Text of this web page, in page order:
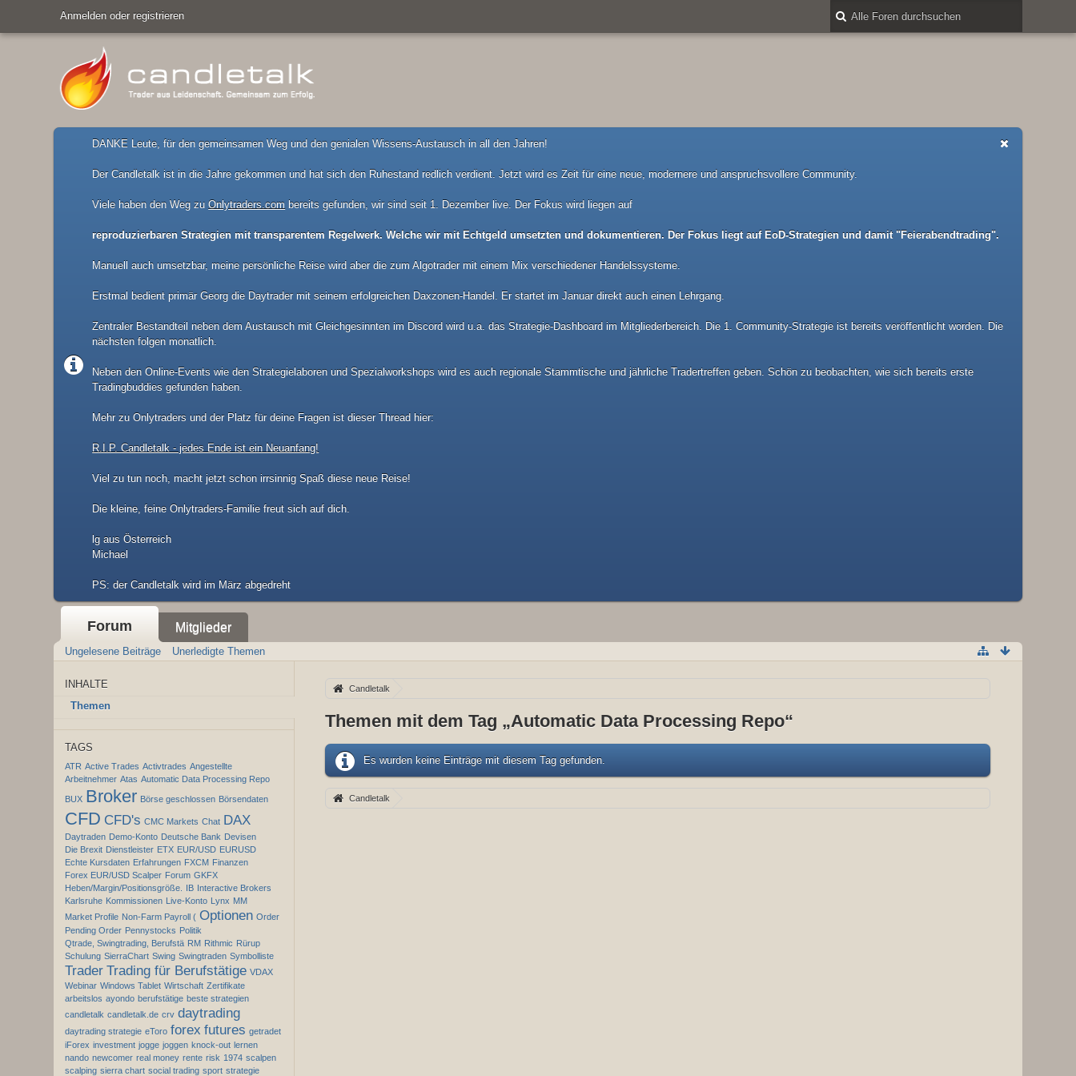
Anmelden oder registrieren
DANKE Leute, für den gemeinsamen Weg und den genialen Wissens-Austausch in all den Jahren!
Der Candletalk ist in die Jahre gekommen und hat sich den Ruhestand redlich verdient. Jetzt wird es Zeit für eine neue, modernere und anspruchsvollere Community.
Viele haben den Weg zuOnlytraders.com bereits gefunden, wir sind seit 1. Dezember live. Der Fokus wird liegen auf
reproduzierbaren Strategien mit transparentem Regelwerk. Welche wir mit Echtgeld umsetzten und dokumentieren. Der Fokus liegt auf EoD-Strategien und damit "Feierabendtrading".
Manuell auch umsetzbar, meine persönliche Reise wird aber die zum Algotrader mit einem Mix verschiedener Handelssysteme.
Erstmal bedient primär Georg die Daytrader mit seinem erfolgreichen Daxzonen-Handel. Er startet im Januar direkt auch einen Lehrgang.
Zentraler Bestandteil neben dem Austausch mit Gleichgesinnten im Discord wird u.a. das Strategie-Dashboard im Mitgliederbereich. Die 1. Community-Strategie ist bereits veröffentlicht worden. Die
nächsten folgen monatlich.
Neben den Online-Events wie den Strategielaboren und Spezialworkshops wird es auch regionale Stammtische und jährliche Tradertreffen geben. Schön zu beobachten, wie sich bereits erste
Tradingbuddies gefunden haben.
Mehr zu Onlytraders und der Platz für deine Fragen ist dieser Thread hier:
R.I.P. Candletalk - jedes Ende ist ein Neuanfang!
Viel zu tun noch, macht jetzt schon irrsinnig Spaß diese neue Reise!
Die kleine, feine Onlytraders-Familie freut sich auf dich.
lg aus Österreich
Michael
​PS: der Candletalk wird im März abgedreht
Forum Mitglieder
Ungelesene Beiträge Unerledigte Themen
INHALTE
Themen
TAGS
ATR Active Trades Activtrades Angestellte
Arbeitnehmer Atas Automatic Data Processing Repo
BUX Broker Börse geschlossen Börsendaten
CFD CFD's CMC Markets Chat DAX
Daytraden Demo-Konto Deutsche Bank Devisen
Die Brexit Dienstleister ETX EUR/USD EURUSD
Echte Kursdaten Erfahrungen FXCM Finanzen
Forex EUR/USD Scalper Forum GKFX
Heben/Margin/Positionsgröße.
IB Interactive Brokers
Karlsruhe Kommissionen Live-Konto Lynx MM
Market Profile Non-Farm Payroll ( Optionen Order
Pending Order Pennystocks Politik
Qtrade, Swingtrading, Berufstä RM Rithmic Rürup
Schulung SierraChart Swing Swingtraden Symbolliste
Trader Trading für Berufstätige VDAX
Webinar Windows Tablet Wirtschaft Zertifikate
arbeitslos ayondo berufstätige beste strategien
candletalk candletalk.de crv daytrading
daytrading strategie eToro forex futures getradet
iForex investment jogge joggen knock-out lernen
nando newcomer real money rente risk 1974 scalpen
scalping sierra chart social trading sport strategie
Candletalk
Themen mit dem Tag „Automatic Data Processing Repo“
Es wurden keine Einträge mit diesem Tag gefunden.
Candletalk